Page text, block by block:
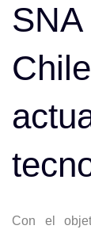
Con el